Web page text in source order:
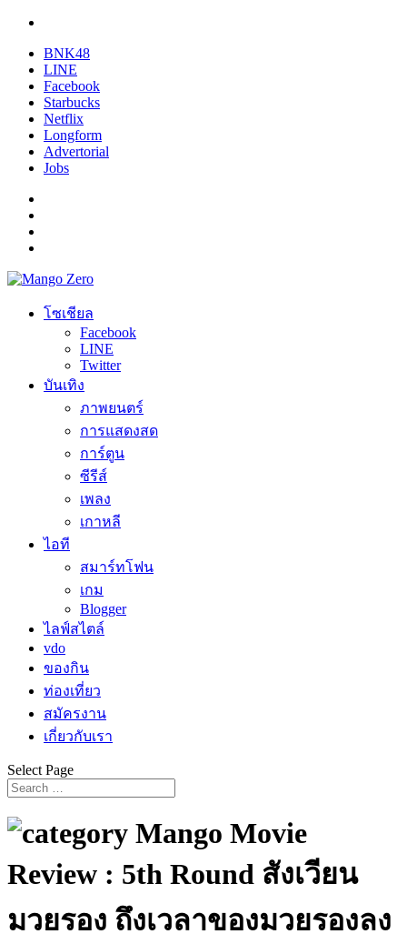
BNK48
LINE
Facebook
Starbucks
Netflix
Longform
Advertorial
Jobs
โซเชียล
Facebook
LINE
Twitter
บันเทิง
ภาพยนตร์
การแสดงสด
การ์ตูน
ซีรีส์
เพลง
เกาหลี
ไอที
สมาร์ทโฟน
เกม
Blogger
ไลฟ์สไตล์
vdo
ของกิน
ท่องเที่ยว
สมัครงาน
เกี่ยวกับเรา
Select Page
Mango Movie
Review : 5th Round สังเวียน
มวยรอง ถึงเวลาของมวยรองลง